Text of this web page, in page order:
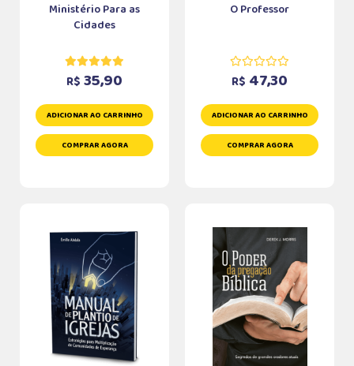
Ministério Para as
Cidades
R$ 35,90
ADICIONAR AO CARRINHO
COMPRAR AGORA
O Professor
R$ 47,30
ADICIONAR AO CARRINHO
COMPRAR AGORA